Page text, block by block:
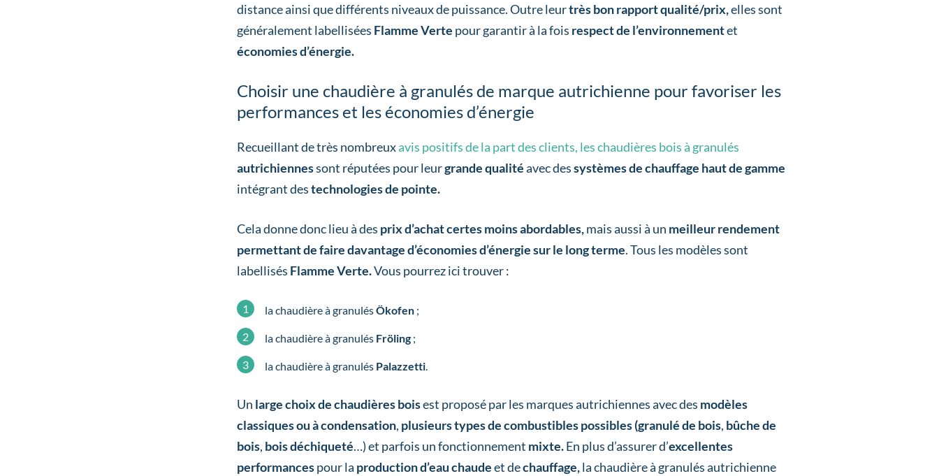
distance ainsi que différents niveaux de puissance. Outre leurtrès bon rapport qualité/prix,elles sont
généralement labellisées Flamme Verte pour garantir à la fois respect de l’environnementet
économies d’énergie.
Choisir une chaudière à granulés de marque autrichienne pour favoriser les
performances et les économies d’énergie
Recueillant de très nombreuxavis positifs de la part des clients, les chaudières bois à granulés
autrichiennessont réputées pour leurgrande qualitéavec dessystèmes de chauffage haut de gamme
intégrant destechnologies de pointe.
Cela donne donc lieu à des prix d’achat certes moins abordables,mais aussi à un meilleur rendement
permettant de faire davantage d’économies d’énergie sur le long terme. Tous les modèles sont
labellisés Flamme Verte.Vous pourrez ici trouver :
la chaudière à granulésÖkofen ;
la chaudière à granulés Fröling ;
la chaudière à granulés Palazzetti.
Un large choix de chaudières boisest proposé par les marques autrichiennes avec des modèles
classiques ou à condensation, plusieurs types de combustibles possibles(granulé de bois, bûche de
bois, bois déchiqueté…) et parfois un fonctionnement mixte.En plus d’assurer d’excellentes
performancespour la production d’eau chaudeet dechauffage,la chaudière à granulés autrichienne